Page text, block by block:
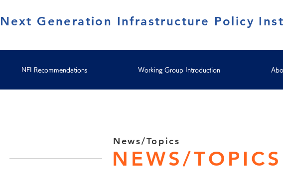
Next Generation Infrastructure Policy
NFI Recommendations Working Group Introduction
News/Topics
NEWS/TOPICS